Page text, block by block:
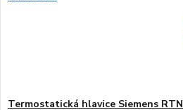
Termostatická hlavice Siemens RTN